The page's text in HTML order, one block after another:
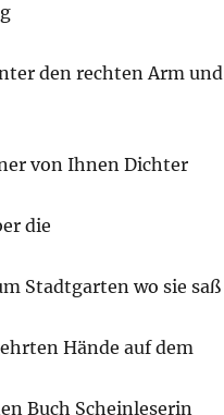
den rechten Arm und
von Ihnen Dichter
die
Stadtgarten wo sie saß
Hände auf dem
Buch Scheinleserin